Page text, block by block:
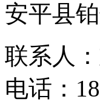
安平县
联系人
电话：